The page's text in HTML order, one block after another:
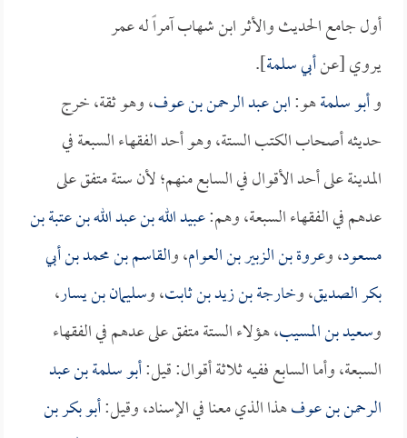
أول جامع الحديث والأثر ابن شهاب آمراً له عمر
يروي [عنأبي سلمة].
وأبو سلمةهو:ابن عبد الرحمن بن عوف، وهو ثقة، خرج
حديثه أصحاب الكتب الستة، وهو أحد الفقهاء السبعة في
المدينة على أحد الأقوال في السابع منهم؛ لأن ستة متفق على
عدهم في الفقهاء السبعة، وهم:عبيد الله بن عبد الله بن عتبة بن
مسعود، وعروة بن الزبير بن العوام، والقاسم بن محمد بن أبي
بكر الصديق، وخارجة بن زيد بن ثابت، وسليمان بن يسار،
وسعيد بن المسيب، هؤلاء الستة متفق على عدهم في الفقهاء
السبعة، وأما السابع ففيه ثلاثة أقوال: قيل:أبو سلمة بن عبد
الرحمن بن عوفهذا الذي معنا في الإسناد، وقيل:أبو بكر بن